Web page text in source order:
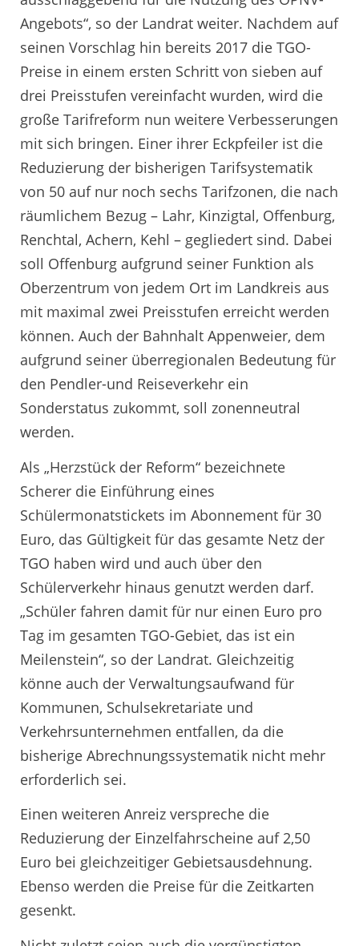
Angebots“, so der Landrat weiter. Nachdem auf
seinen Vorschlag hin bereits 2017 die TGO-
Preise in einem ersten Schritt von sieben auf
drei Preisstufen vereinfacht wurden, wird die
große Tarifreform nun weitere Verbesserungen
mit sich bringen. Einer ihrer Eckpfeiler ist die
Reduzierung der bisherigen Tarifsystematik
von 50 auf nur noch sechs Tarifzonen, die nach
räumlichem Bezug – Lahr, Kinzigtal, Offenburg,
Renchtal, Achern, Kehl – gegliedert sind. Dabei
soll Offenburg aufgrund seiner Funktion als
Oberzentrum von jedem Ort im Landkreis aus
mit maximal zwei Preisstufen erreicht werden
können. Auch der Bahnhalt Appenweier, dem
aufgrund seiner überregionalen Bedeutung für
den Pendler-und Reiseverkehr ein
Sonderstatus zukommt, soll zonenneutral
werden.
Als „Herzstück der Reform“ bezeichnete
Scherer die Einführung eines
Schülermonatstickets im Abonnement für 30
Euro, das Gültigkeit für das gesamte Netz der
TGO haben wird und auch über den
Schülerverkehr hinaus genutzt werden darf.
„Schüler fahren damit für nur einen Euro pro
Tag im gesamten TGO-Gebiet, das ist ein
Meilenstein“, so der Landrat. Gleichzeitig
könne auch der Verwaltungsaufwand für
Kommunen, Schulsekretariate und
Verkehrsunternehmen entfallen, da die
bisherige Abrechnungssystematik nicht mehr
erforderlich sei.
Einen weiteren Anreiz verspreche die
Reduzierung der Einzelfahrscheine auf 2,50
Euro bei gleichzeitiger Gebietsausdehnung.
Ebenso werden die Preise für die Zeitkarten
gesenkt.